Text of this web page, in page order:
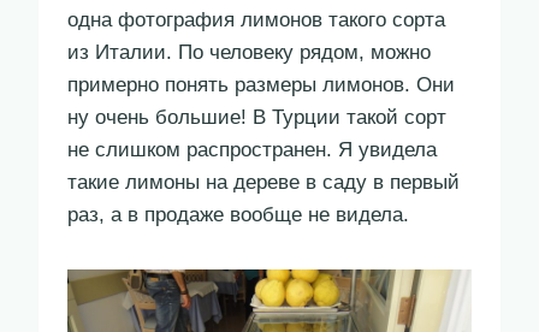
одна фотография лимонов такого сорта
из Италии. По человеку рядом, можно
примерно понять размеры лимонов. Они
ну очень большие! В Турции такой сорт
не слишком распространен. Я увидела
такие лимоны на дереве в саду в первый
раз, а в продаже вообще не видела.